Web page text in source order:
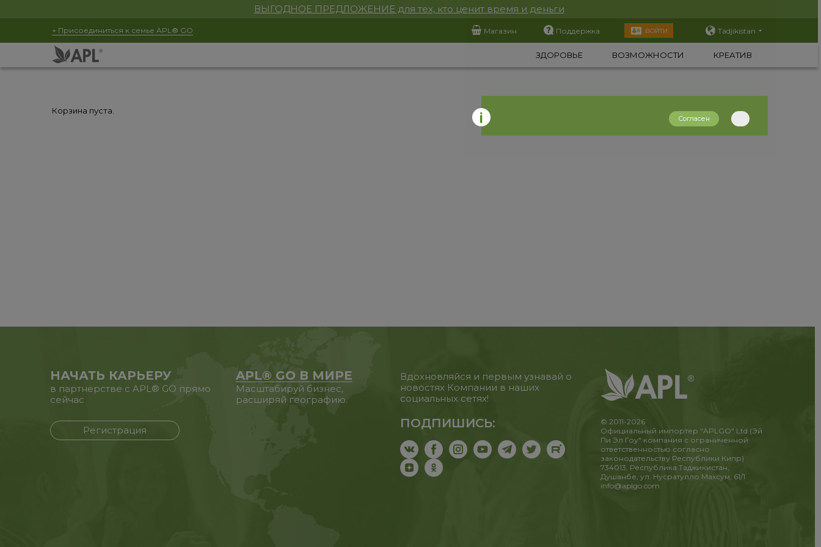
ВЫГОДНОЕ ПРЕДЛОЖЕНИЕ для тех, кто ценит время и деньги
+ Присоединиться к семье APL® GO Магазин Поддержка ВОЙТИ Tadjikistan
ЗДОРОВЬЕ ВОЗМОЖНОСТИ КРЕАТИВ
Корзина пуста.
НАЧАТЬ КАРЬЕРУ
в партнерстве с APL® GO прямо
сейчас
Регистрация
APL® GO В МИРЕ
Масштабируй бизнес,
расширяй географию.
Вдохновляйся и первым узнавай о
новостях Компании в наших
социальных сетях!
ПОДПИШИСЬ:
© 2011-2026
Официальный импортер "APLGO" Ltd (Эй
Пи Эл Гоу" компания с ограниченной
ответственностью согласно
законодательству Республики Кипр)
734013, Республика Таджикистан,
Душанбе, ул. Нусратулло Махсум, 61/1
info@aplgo.com
Согласен